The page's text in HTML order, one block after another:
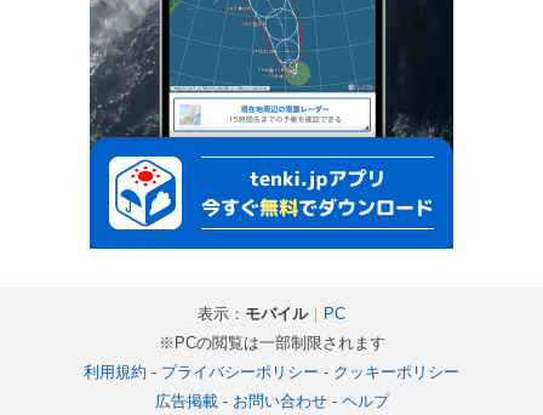
表示： モバイル｜ PC
※PCの閲覧は一部制限されます
利用規約 - プライバシーポリシー - クッキーポリシー
広告掲載- お問い合わせ- ヘルプ